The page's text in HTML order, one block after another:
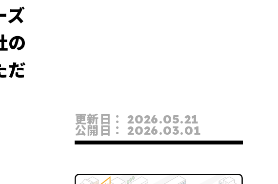
ズ
の
だ
更新日：2026.05.21
公開日：2026.03.01